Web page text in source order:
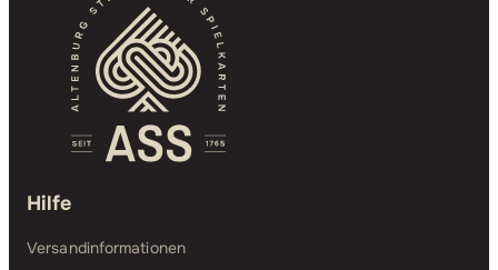
Hilfe
Versandinformationen